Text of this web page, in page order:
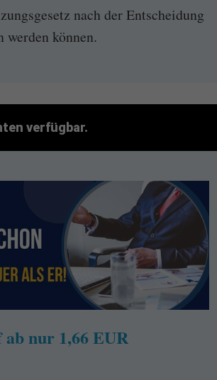
nach der Entscheidung
werden können.
verfügbar.
nur 1,66 EUR